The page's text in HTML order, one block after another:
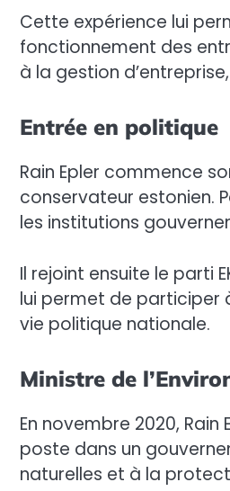
Cette expérience lui
fonctionnement des
à la gestion
Entrée en politique
Rain Epler commence
conservateur estonien.
les institutions
Il rejoint ensuite le parti
lui permet de participer
vie politique nationale.
Ministre de
En novembre 2020,
poste dans un
naturelles et à la